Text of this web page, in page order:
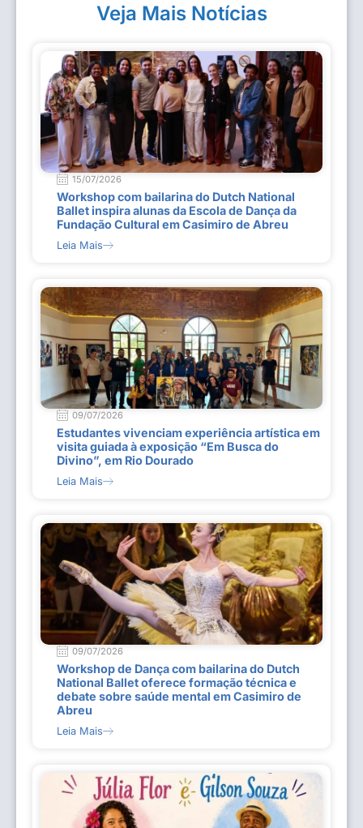
Veja Mais Notícias
15/07/2026
Workshop com bailarina do Dutch National
Ballet inspira alunas da Escola de Dança da
Fundação Cultural em Casimiro de Abreu
Leia Mais
09/07/2026
Estudantes vivenciam experiência artística em
visita guiada à exposição “Em Busca do
Divino”, em Rio Dourado
Leia Mais
09/07/2026
Workshop de Dança com bailarina do Dutch
National Ballet oferece formação técnica e
debate sobre saúde mental em Casimiro de
Abreu
Leia Mais